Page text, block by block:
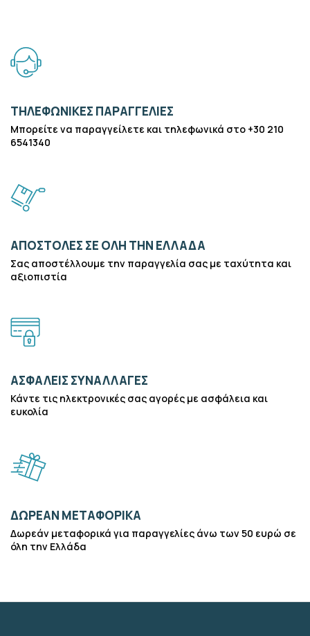
ΤΗΛΕΦΩΝΙΚΕΣ ΠΑΡΑΓΓΕΛΙΕΣ
Μπορείτε να παραγγείλετε και τηλεφωνικά στο +30 210
6541340
ΑΠΟΣΤΟΛΕΣ ΣΕ ΟΛΗ ΤΗΝ ΕΛΛΑΔΑ
Σας αποστέλλουμε την παραγγελία σας με ταχύτητα και
αξιοπιστία
ΑΣΦΑΛΕΙΣ ΣΥΝΑΛΛΑΓΕΣ
Κάντε τις ηλεκτρονικές σας αγορές με ασφάλεια και
ευκολία
ΔΩΡΕΑΝ ΜΕΤΑΦΟΡΙΚΑ
Δωρεάν μεταφορικά για παραγγελίες άνω των 50 ευρώ σε
όλη την Ελλάδα